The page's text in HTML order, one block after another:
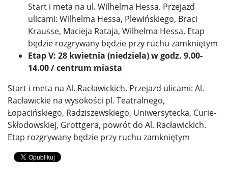
Start i meta na ul. Wilhelma Hessa. Przejazd
ulicami: Wilhelma Hessa, Plewińskiego, Braci
Krausse, Macieja Rataja, Wilhelma Hessa. Etap
będzie rozgrywany będzie przy ruchu zamkniętym
Etap V: 28 kwietnia (niedziela) w godz. 9.00-
14.00 / centrum miasta
Start i meta na Al. Racławickich. Przejazd ulicami: Al.
Racławickie na wysokości pl. Teatralnego,
Łopacińskiego, Radziszewskiego, Uniwersytecka, Curie-
Skłodowskiej, Grottgera, powrót do Al. Racławickich.
Etap rozgrywany będzie przy ruchu zamkniętym